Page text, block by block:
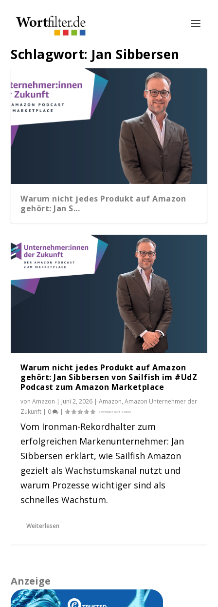
Schlagwort: Jan Sibbersen
Warum nicht jedes Produkt auf Amazon
gehört: Jan S...
Warum nicht jedes Produkt auf Amazon
gehört: Jan Sibbersen von Sailfish im #UdZ
Podcast zum Amazon Marketplace
vonAmazon | Juni 2, 2026 |Amazon,Amazon Unternehmer der
Zukunft | 0 |
Vom Ironman-Rekordhalter zum
erfolgreichen Markenunternehmer: Jan
Sibbersen erklärt, wie Sailfish Amazon
gezielt als Wachstumskanal nutzt und
warum Prozesse wichtiger sind als
schnelles Wachstum.
Weiterlesen
Anzeige